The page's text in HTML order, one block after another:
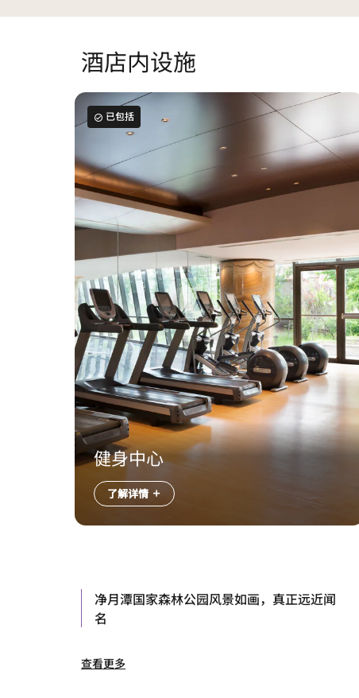
酒店内设施
已包括
健身中心
了解详情
净月潭国家森林公园风景如画，真正远近闻
名
查看更多